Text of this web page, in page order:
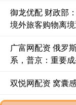
御龙优配 财政部
境外旅客购物离
广富网配资 俄罗
系，普京：重要成
双悦网配资 窝囊